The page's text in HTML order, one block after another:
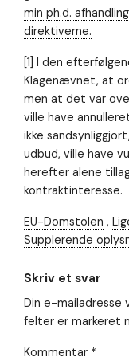
min ph.d.
direktiverne.
[1] I den
Klagenævnet, at
men at det var
ville have
ikke
udbud, ville have
herefter alene
kontraktinteresse.
EU-Domstolen ,
Supplerende
Skriv et svar
Din e-mailadresse
felter er markeret
Kommentar *